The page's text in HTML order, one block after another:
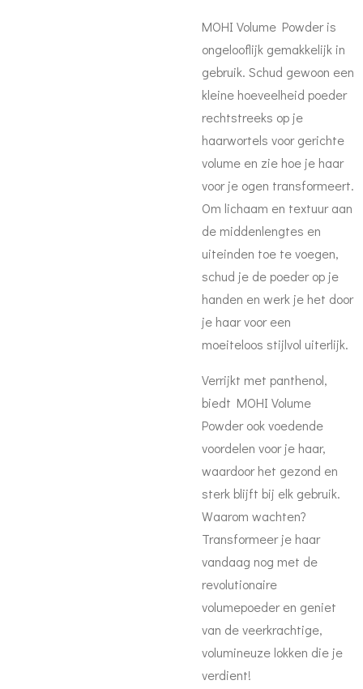
MOHI Volume Powder is
ongelooflijk gemakkelijk in
gebruik. Schud gewoon een
kleine hoeveelheid poeder
rechtstreeks op je
haarwortels voor gerichte
volume en zie hoe je haar
voor je ogen transformeert.
Om lichaam en textuur aan
de middenlengtes en
uiteinden toe te voegen,
schud je de poeder op je
handen en werk je het door
je haar voor een
moeiteloos stijlvol uiterlijk.
Verrijkt met panthenol,
biedt MOHI Volume
Powder ook voedende
voordelen voor je haar,
waardoor het gezond en
sterk blijft bij elk gebruik.
Waarom wachten?
Transformeer je haar
vandaag nog met de
revolutionaire
volumepoeder en geniet
van de veerkrachtige,
volumineuze lokken die je
verdient!